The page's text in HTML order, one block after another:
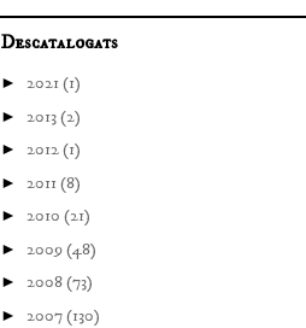
Descatalogats
► 2021(1)
► 2013(2)
► 2012(1)
► 2011(8)
► 2010 (21)
► 2009(48)
► 2008(73)
► 2007(130)